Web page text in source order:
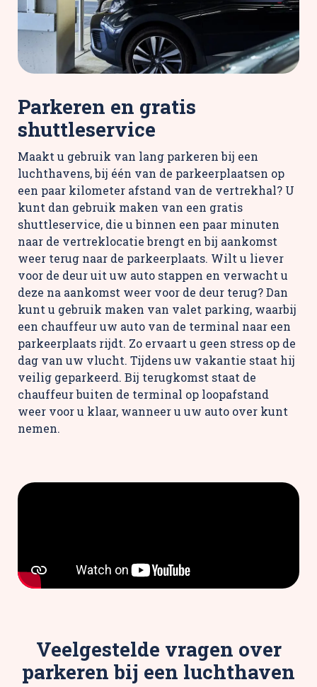
Parkeren en gratis
shuttleservice
Maakt u gebruik van lang parkeren bij een
luchthavens, bij één van de parkeerplaatsen op
een paar kilometer afstand van de vertrekhal? U
kunt dan gebruik maken van een gratis
shuttleservice, die u binnen een paar minuten
naar de vertreklocatie brengt en bij aankomst
weer terug naar de parkeerplaats. Wilt u liever
voor de deur uit uw auto stappen en verwacht u
deze na aankomst weer voor de deur terug? Dan
kunt u gebruik maken van valet parking, waarbij
een chauffeur uw auto van de terminal naar een
parkeerplaats rijdt. Zo ervaart u geen stress op de
dag van uw vlucht. Tijdens uw vakantie staat hij
veilig geparkeerd. Bij terugkomst staat de
chauffeur buiten de terminal op loopafstand
weer voor u klaar, wanneer u uw auto over kunt
nemen.
Veelgestelde vragen over
parkeren bij een luchthaven